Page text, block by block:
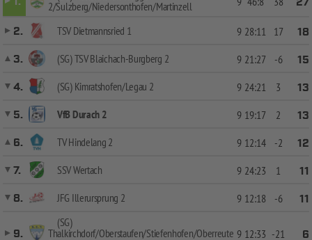
2/Sulzberg/Niedersonthofen/Martinzell
2.
TSV Dietmannsried 1 9 28:11 17
18
3.
(SG) TSV Blaichach-Burgberg 2 9 21:27 -6
15
4.
(SG) Kimratshofen/Legau 2 9 24:21 3
13
5.
VfB Durach 2 9 19:17 2
13
6.
TV Hindelang 2 9 12:14 -2
12
7.
SSV Wertach 9 24:23 1
11
8.
JFG Illerursprung 2 9 12:18 -6 11
9.
(SG)
Thalkirchdorf/Oberstaufen/Stiefenhofen/Oberreute 9 12:33 -21 6